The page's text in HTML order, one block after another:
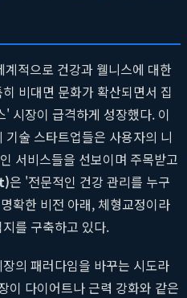
적으로 건강과 웰니스에 대한
비대면 문화가 확산되면서 집
시장이 급격하게 성장했다. 이
술 스타트업들은 사용자의 니
서비스들을 선보이며 주목받고
은 '전문적인 건강 관리를 누구
확한 비전 아래, 체형교정이라
를 구축하고 있다.
의 패러다임을 바꾸는 시도라
이 다이어트나 근력 강화와 같은